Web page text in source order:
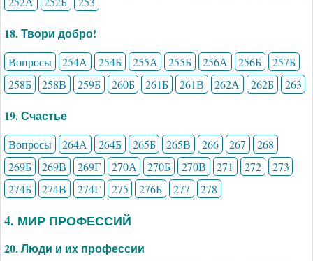
18. Твори добро!
Вопросы 254А 254Б 255А 255Б 256А 256Б
257Б
258Б
258В 259Б 260Б 261Б 261В 262А 262Б 263
19. Счастье
Вопросы 264А 264Б 265Б 265В 266 267
268
269Б
269В 269Г 270А 270Б 270В 271 272
273
274Б
274В 274Г 275 276Б 277 278
4. МИР ПРОФЕССИЙ
20. Люди и их профессии